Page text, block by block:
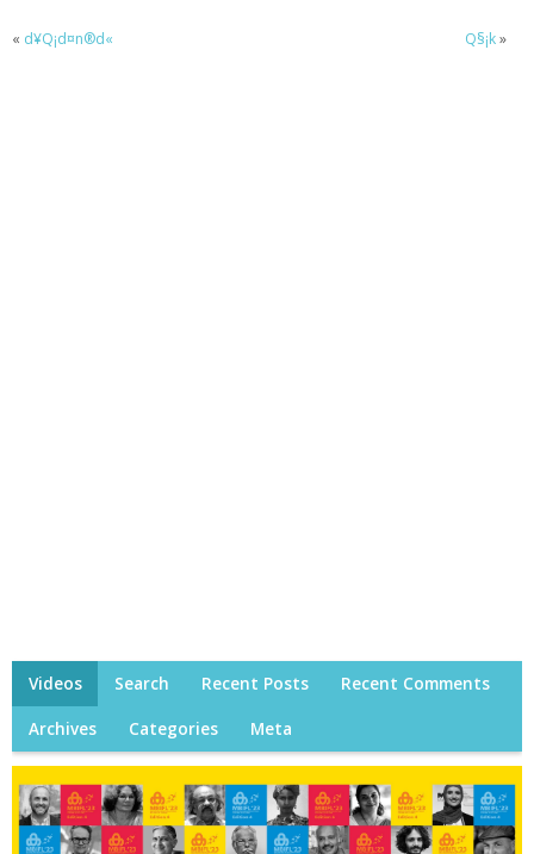
« d¥Q¡d¤n®d« Q§¡k»
Videos Search Recent Posts Recent Comments
Archives Categories Meta